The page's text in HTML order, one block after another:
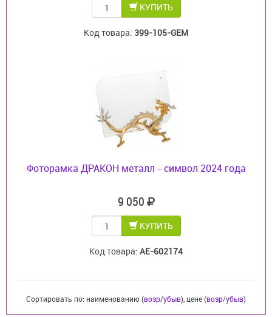
КУПИТЬ
Код товара: 399-105-GEM
Фоторамка ДРАКОН металл - символ 2024 года
9 050
КУПИТЬ
Код товара: AE-602174
Сортировать по: наименованию (возр/убыв), цене (возр/убыв)